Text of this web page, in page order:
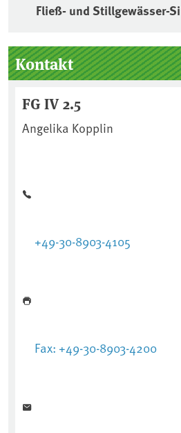
Fließ- und Stillgewässer-
Seitenleiste
Kontakt
FG IV 2.5
Angelika Kopplin
+49-30-8903-4105
Fax: +49-30-8903-4200